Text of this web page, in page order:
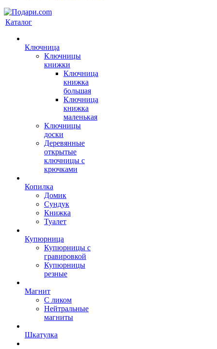
Каталог
Ключница
Ключницы
книжки
Ключница
книжка
большая
Ключница
книжка
маленькая
Ключницы
доски
Деревянные
открытые
ключницы с
крючками
Копилка
Домик
Сундук
Книжка
Туалет
Купюрница
Купюрницы с
гравировкой
Купюрницы
резные
Магнит
С ликом
Нейтральные
магниты
Шкатулка